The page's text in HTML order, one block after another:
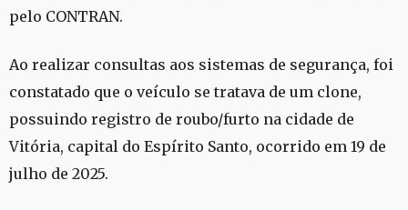
pelo CONTRAN.
Ao realizar consultas aos sistemas de segurança, foi
constatado que o veículo se tratava de um clone,
possuindo registro de roubo/furto na cidade de
Vitória, capital do Espírito Santo, ocorrido em 19 de
julho de 2025.